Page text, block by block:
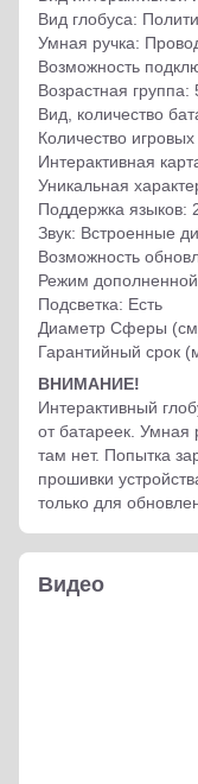
Вид глобуса:
Умная ручка:
Возможность
Возрастная группа:
Вид, количество
Количество
Интерактивная
Уникальная
Поддержка языков:
Звук: Встроенные
Возможность
Режим
Подсветка: Есть
Диаметр Сферы
Гарантийный срок
ВНИМАНИЕ!
Интерактивный
от батареек. Умная
там нет. Попытка
прошивки
только для
Видео